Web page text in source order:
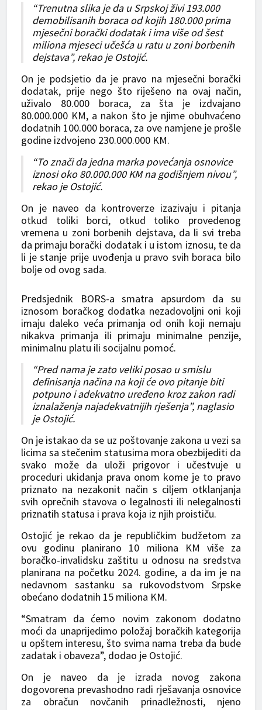
“Trenutna slika je da u Srpskoj živi 193.000
demobilisanih boraca od kojih 180.000 prima
mjesečni borački dodatak i ima više od šest
miliona mjeseci učešća u ratu u zoni borbenih
dejstava”, rekao je Ostojić.
On je podsjetio da je pravo na mjesečni borački
dodatak, prije nego što riješeno na ovaj način,
uživalo 80.000 boraca, za šta je izdvajano
80.000.000 KM, a nakon što je njime obuhvaćeno
dodatnih 100.000 boraca, za ove namjene je prošle
godine izdvojeno 230.000.000 KM.
“To znači da jedna marka povećanja osnovice
iznosi oko 80.000.000 KM na godišnjem nivou”,
rekao je Ostojić.
On je naveo da kontroverze izazivaju i pitanja
otkud toliki borci, otkud toliko provedenog
vremena u zoni borbenih dejstava, da li svi treba
da primaju borački dodatak i u istom iznosu, te da
li je stanje prije uvođenja u pravo svih boraca bilo
bolje od ovog sada.
Predsjednik BORS-a smatra apsurdom da su
iznosom boračkog dodatka nezadovoljni oni koji
imaju daleko veća primanja od onih koji nemaju
nikakva primanja ili primaju minimalne penzije,
minimalnu platu ili socijalnu pomoć.
“Pred nama je zato veliki posao u smislu
definisanja načina na koji će ovo pitanje biti
potpuno i adekvatno uređeno kroz zakon radi
iznalaženja najadekvatnijih rješenja”, naglasio
je Ostojić.
On je istakao da se uz poštovanje zakona u vezi sa
licima sa stečenim statusima mora obezbijediti da
svako može da uloži prigovor i učestvuje u
proceduri ukidanja prava onom kome je to pravo
priznato na nezakonit način s ciljem otklanjanja
svih oprečnih stavova o legalnosti ili nelegalnosti
priznatih statusa i prava koja iz njih proističu.
Ostojić je rekao da je republičkim budžetom za
ovu godinu planirano 10 miliona KM više za
boračko-invalidsku zaštitu u odnosu na sredstva
planirana na početku 2024. godine, a da im je na
nedavnom sastanku sa rukovodstvom Srpske
obećano dodatnih 15 miliona KM.
“Smatram da ćemo novim zakonom dodatno
moći da unaprijedimo položaj boračkih kategorija
u opštem interesu, što svima nama treba da bude
zadatak i obaveza”, dodao je Ostojić.
On je naveo da je izrada novog zakona
dogovorena prevashodno radi rješavanja osnovice
za obračun novčanih prinadležnosti, njeno